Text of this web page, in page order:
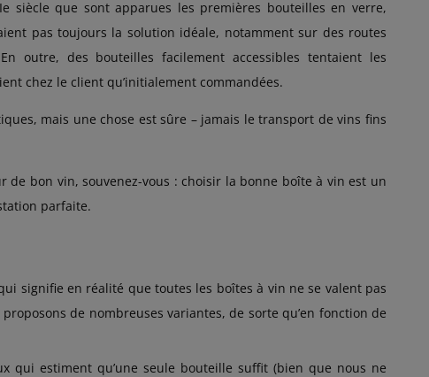
siècle que sont apparues les premières bouteilles en verre,
pas toujours la solution idéale, notamment sur des routes
outre, des bouteilles facilement accessibles tentaient les
chez le client qu’initialement commandées.
mais une chose est sûre – jamais le transport de vins fins
bon vin, souvenez-vous : choisir la bonne boîte à vin est un
parfaite.
signifie en réalité que toutes les boîtes à vin ne se valent pas
de nombreuses variantes, de sorte qu’en fonction de
qui estiment qu’une seule bouteille suffit (bien que nous ne